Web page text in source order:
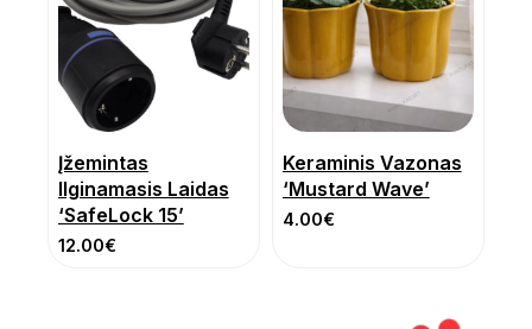
Įžemintas
Ilginamasis Laidas
‘SafeLock 15’
12.00€
Keraminis Vazonas
‘Mustard Wave’
4.00€